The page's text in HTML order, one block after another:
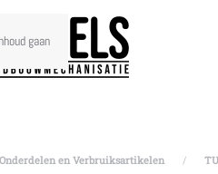
gaan
Onderdelen en Verbruiksartikelen